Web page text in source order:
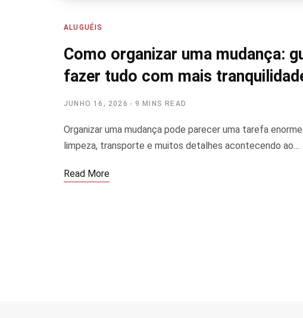
ALUGUÉIS
Como organizar uma mudança:
fazer tudo com mais
JUNHO 16, 2026 9 MINS READ
Organizar uma mudança pode parecer uma tarefa
limpeza, transporte e muitos detalhes acontecendo ao…
Read More